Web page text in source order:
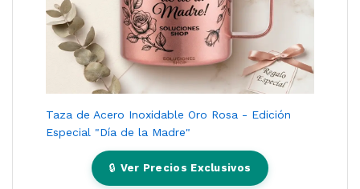
Taza de Acero Inoxidable Oro Rosa - Edición
Especial "Día de la Madre"
🔒 Ver Precios Exclusivos